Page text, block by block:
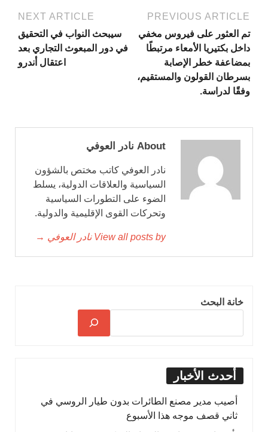
PREVIOUS ARTICLE
تم العثور على فيروس مخفي
داخل بكتيريا الأمعاء مرتبطًا
بمضاعفة خطر الإصابة
بسرطان القولون والمستقيم،
وفقًا لدراسة.
NEXT ARTICLE
سيبحث النواب في التحقيق
في دور المبعوث التجاري بعد
اعتقال أندرو
About نادر العوفي
نادر العوفي كاتب مختص بالشؤون
السياسية والعلاقات الدولية، يسلط
الضوء على التطورات السياسية
وتحركات القوى الإقليمية والدولية.
View all posts by نادر العوفي →
خانة البحث
أحدث الأخبار
أصيب مدير مصنع الطائرات بدون طيار الروسي في
ثاني قصف موجه هذا الأسبوع